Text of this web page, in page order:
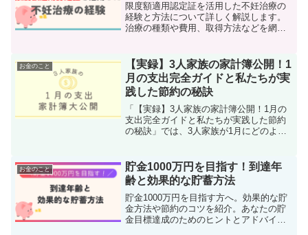
限度額適用認定証を活用した不妊治療の
経験と方法について詳しく解説します。
治療の種類や費用、取得方法などを網羅
お金のこと
【実録】3人家族の家計簿公開！1
月の支出完全ガイドと私たちが実
践した節約の秘訣
「【実録】3人家族の家計簿公開！1月の
支出完全ガイドと私たちが実践した節約
の秘訣」では、3人家族が1月にどのよう
け方から、具体的な節約方法まで、実体
験に基づく貴重な情報を共有します。
お金のこと
貯金1000万円を目指す！到達年
齢と効果的な貯蓄方法
貯金1000万円を目指す方へ。効果的な貯
金方法や節約のコツを紹介。あなたの貯
金目標達成のためのヒントとアドバイス